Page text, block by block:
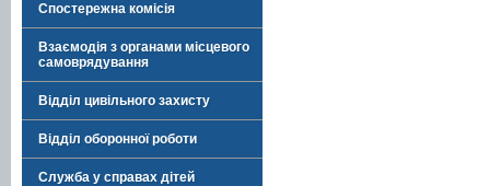
Спостережна комісія
Взаємодія з органами місцевого
самоврядування
Відділ цивільного захисту
Відділ оборонної роботи
Служба у справах дітей